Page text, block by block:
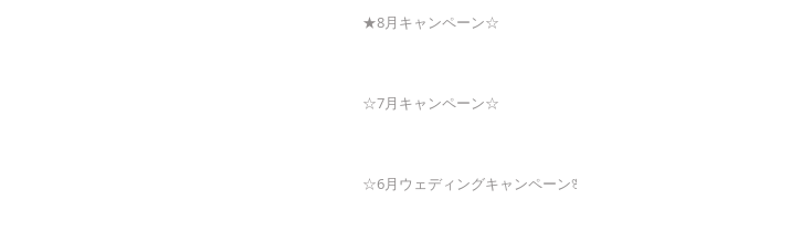
★8月キャンペーン☆
☆7月キャンペーン☆
☆6月ウェディングキャンペーン🌸